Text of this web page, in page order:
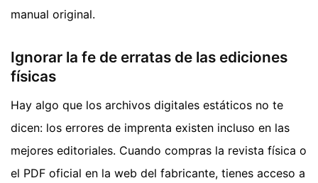
manual original.
Ignorar la fe de erratas de las ediciones
físicas
Hay algo que los archivos digitales estáticos no te
dicen: los errores de imprenta existen incluso en las
mejores editoriales. Cuando compras la revista física o
el PDF oficial en la web del fabricante, tienes acceso a